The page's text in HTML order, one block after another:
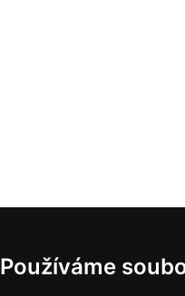
Používáme